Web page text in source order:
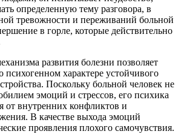
определенную тему разговора, в
тревожности и переживаний больной
в горле, которые действительно
развития болезни позволяет
психогенном характере устойчивого
Поскольку больной человек не
эмоций и стрессов, его психика
от внутренних конфликтов и
В качестве выхода эмоций
проявления плохого самочувствия.